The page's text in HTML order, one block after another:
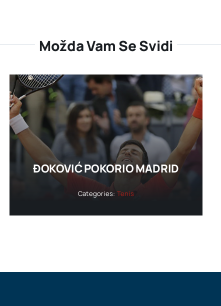
Možda Vam Se Svidi
ĐOKOVIĆ POKORIO MADRID
Categories: Tenis